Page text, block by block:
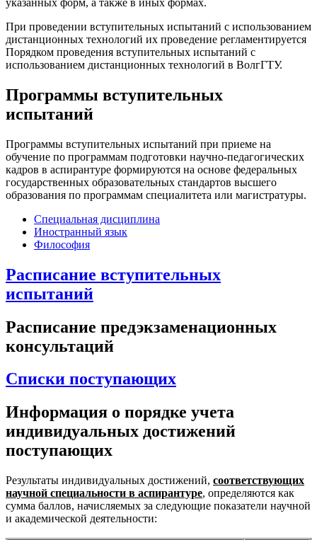
При проведении вступительных испытаний с использованием
дистанционных технологий их проведение регламентируется
Порядком проведения вступительных испытаний с
использованием дистанционных технологий в ВолгГТУ.
Программы вступительных
испытаний
Программы вступительных испытаний при приеме на
обучение по программам подготовки научно-педагогических
кадров в аспирантуре формируются на основе федеральных
государственных образовательных стандартов высшего
образования по программам специалитета или магистратуры.
Специальная дисциплина
Иностранный язык
Философия
Расписание вступительных
испытаний
Расписание предэкзаменационных
консультаций
Списки поступающих
Информация о порядке учета
индивидуальных достижений
поступающих
Результаты индивидуальных достижений, соответствующих
научной специальности в аспирантуре, определяются как
сумма баллов, начисляемых за следующие показатели научной
и академической деятельности: